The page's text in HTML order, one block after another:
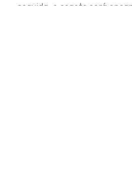
seguida, o esgoto será